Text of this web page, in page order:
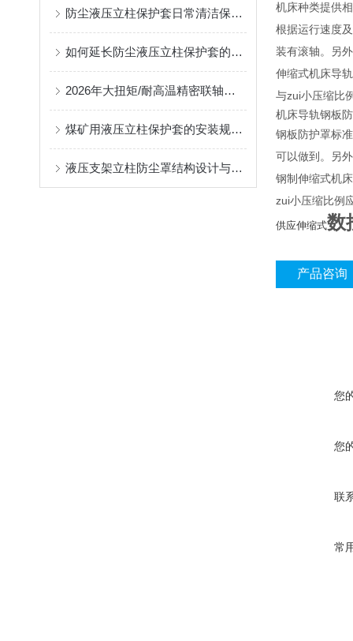
防尘液压立柱保护套日常清洁保养与更换规范
如何延长防尘液压立柱保护套的使用寿命？
2026年大扭矩/耐高温精密联轴器定制找哪家？能实现精准定制的优质厂家盘点
煤矿用液压立柱保护套的安装规范与使用寿命提升方案
液压支架立柱防尘罩结构设计与密封防护原理
机床种类提供
根据运行速度
装有滚轴。另
伸缩式机床导
与zui小压缩比
机床导轨钢板
钢板防护罩标
可以做到。另
钢制伸缩式机
zui小压缩比例
供应伸缩式数
产品咨询
您
您
联
常